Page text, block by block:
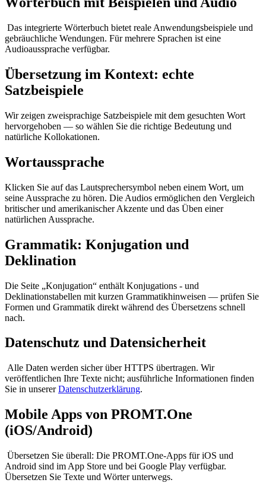
Das integrierte Wörterbuch bietet reale Anwendungsbeispiele und
gebräuchliche Wendungen. Für mehrere Sprachen ist eine
Audioaussprache verfügbar.
Übersetzung im Kontext: echte
Satzbeispiele
Wir zeigen zweisprachige Satzbeispiele mit dem gesuchten Wort
hervorgehoben — so wählen Sie die richtige Bedeutung und
natürliche Kollokationen.
Wortaussprache
Klicken Sie auf das Lautsprechersymbol neben einem Wort, um
seine Aussprache zu hören. Die Audios ermöglichen den Vergleich
britischer und amerikanischer Akzente und das Üben einer
natürlichen Aussprache.
Grammatik: Konjugation und
Deklination
Die Seite „Konjugation“ enthält Konjugations - und
Deklinationstabellen mit kurzen Grammatikhinweisen — prüfen Sie
Formen und Grammatik direkt während des Übersetzens schnell
nach.
Datenschutz und Datensicherheit
Alle Daten werden sicher über HTTPS übertragen. Wir
veröffentlichen Ihre Texte nicht; ausführliche Informationen finden
Sie in unsererDatenschutzerklärung.
Mobile Apps von PROMT.One
(iOS/Android)
Übersetzen Sie überall: Die PROMT.One-Apps für iOS und
Android sind im App Store und bei Google Play verfügbar.
Übersetzen Sie Texte und Wörter unterwegs.